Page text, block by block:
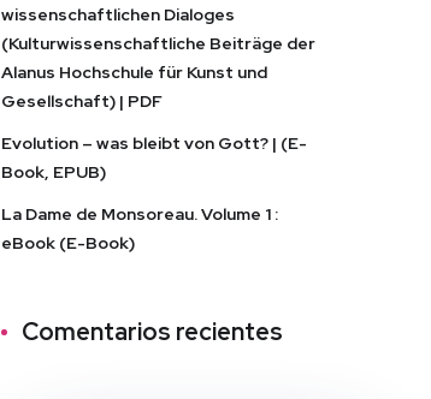
wissenschaftlichen Dialoges
(Kulturwissenschaftliche Beiträge der
Alanus Hochschule für Kunst und
Gesellschaft) | PDF
Evolution – was bleibt von Gott? | (E-
Book, EPUB)
La Dame de Monsoreau. Volume 1 :
eBook (E-Book)
Comentarios recientes